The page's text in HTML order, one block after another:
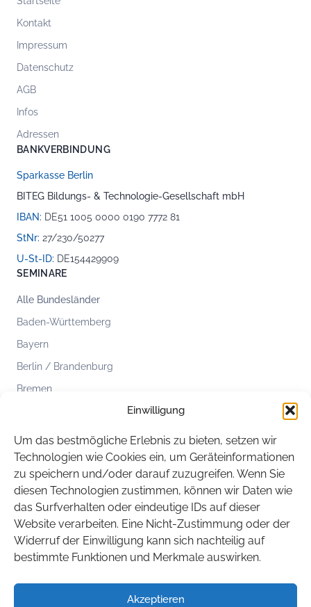
Einwilligung
Um das bestmögliche Erlebnis zu bieten, setzen wir
Technologien wie Cookies ein, um Geräteinformationen
zu speichern und/oder darauf zuzugreifen. Wenn Sie
diesen Technologien zustimmen, können wir Daten wie
das Surfverhalten oder eindeutige IDs auf dieser
Website verarbeiten. Eine Nicht-Zustimmung oder der
Widerruf der Einwilligung kann sich nachteilig auf
bestimmte Funktionen und Merkmale auswirken.
Akzeptieren
Kontakt
Impressum
Datenschutz
AGB
Infos
Adressen
BANKVERBINDUNG
Sparkasse Berlin
BITEG Bildungs- & Technologie-Gesellschaft mbH
IBAN: DE51 1005 0000 0190 7772 81
StNr: 27/230/50277
U-St-ID: DE154429909
SEMINARE
Alle Bundesländer
Baden-Württemberg
Bayern
Berlin / Brandenburg
Bremen
Mecklenburg-Vorpommern
Niedersachsen
Nordrhein-Westfalen
Rheinland-Pfalz
Saarland